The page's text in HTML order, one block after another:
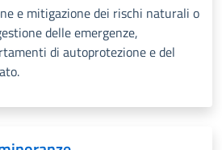
e mitigazione dei rischi naturali o
delle emergenze,
di autoprotezione e del